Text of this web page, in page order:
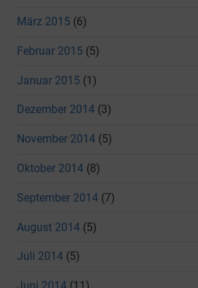
März 2015 (6)
Februar 2015 (5)
Januar 2015 (1)
Dezember 2014 (3)
November 2014 (5)
Oktober 2014 (8)
September 2014 (7)
August 2014 (5)
Juli 2014 (5)